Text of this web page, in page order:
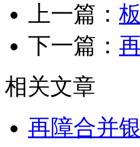
上一篇：
下一篇：
相关文章
再障合并